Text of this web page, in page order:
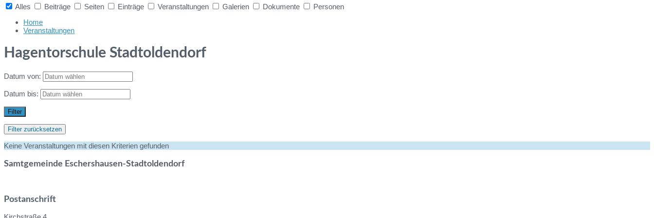
Alles
Beiträge Seiten Einträge Veranstaltungen Galerien Dokumente Personen
search
Home
Veranstaltungen
Hagentorschule Stadtoldendorf
Datum von:
Datum bis:
Filter
Filter zurücksetzen
Keine Veranstaltungen mit diesen Kriterien gefunden
Samtgemeinde Eschershausen-Stadtoldendorf
Postanschrift